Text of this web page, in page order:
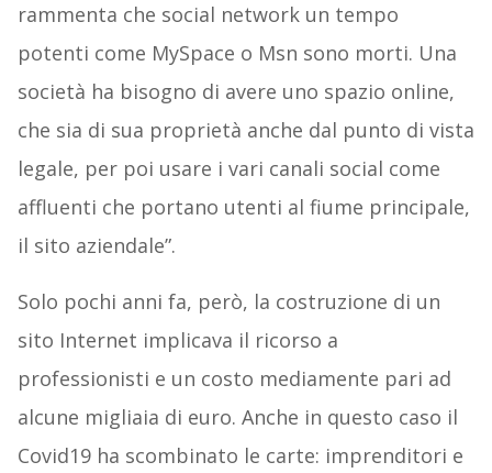
rammenta che social network un tempo
potenti come MySpace o Msn sono morti. Una
società ha bisogno di avere uno spazio online,
che sia di sua proprietà anche dal punto di vista
legale, per poi usare i vari canali social come
affluenti che portano utenti al fiume principale,
il sito aziendale”.
Solo pochi anni fa, però, la costruzione di un
sito Internet implicava il ricorso a
professionisti e un costo mediamente pari ad
alcune migliaia di euro. Anche in questo caso il
Covid19 ha scombinato le carte: imprenditori e